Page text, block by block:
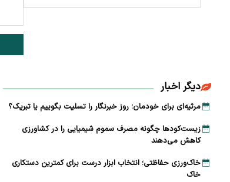
دیگر اخبار
مرثیه‌ای برای خودمان؛ روز خبرنگار را تسلیت بگوییم یا تبریک؟
زیست‌کودها چگونه مصرف سموم شیمیایی را در کشاورزی
کاهش می‌دهند
خاک‌ورزی حفاظتی؛ انتخاب ابزار درست برای کمترین دستکاری
خاک